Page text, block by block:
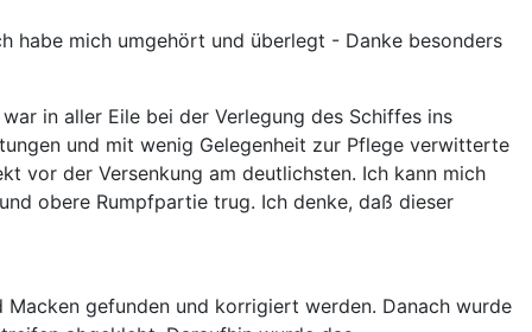
habe mich umgehört und überlegt - Danke besonders
in aller Eile bei der Verlegung des Schiffes ins
und mit wenig Gelegenheit zur Pflege verwitterte
vor der Versenkung am deutlichsten. Ich kann mich
obere Rumpfpartie trug. Ich denke, daß dieser
gefunden und korrigiert werden. Danach wurde